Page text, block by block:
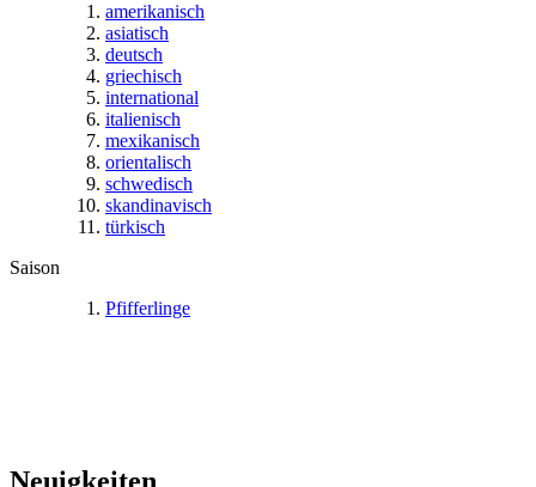
amerikanisch
asiatisch
deutsch
griechisch
international
italienisch
mexikanisch
orientalisch
schwedisch
skandinavisch
türkisch
Saison
Pfifferlinge